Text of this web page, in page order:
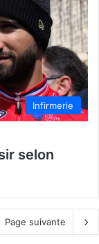
Infirmerie
selon
Page suivante